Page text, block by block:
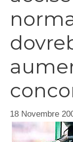
18 Novembre